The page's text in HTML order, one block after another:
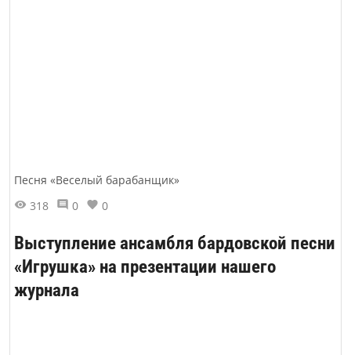
Песня «Веселый барабанщик»
318
0 0
Выступление ансамбля бардовской песни
«Игрушка» на презентации нашего
журнала